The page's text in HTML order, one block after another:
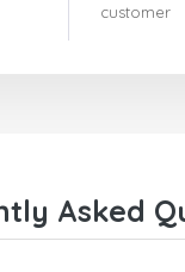
customer